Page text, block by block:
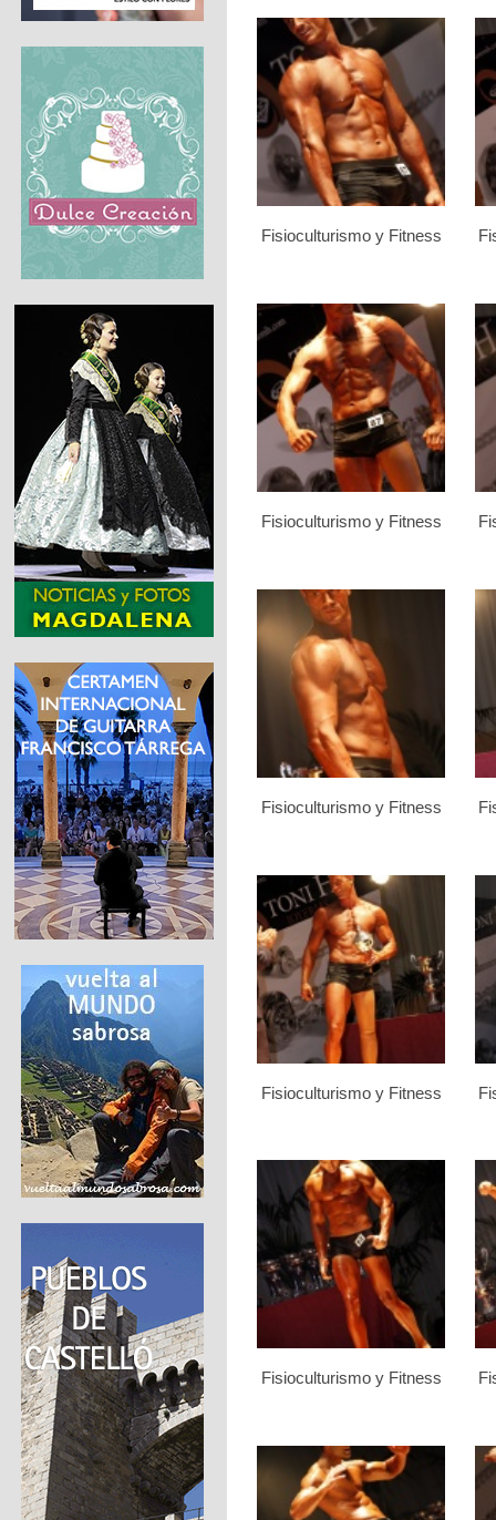
Fisioculturismo y Fitness
Fisioculturismo y Fitness
Fisioculturismo y Fitness
Fisioculturismo y Fitness
Fisioculturismo y Fitness